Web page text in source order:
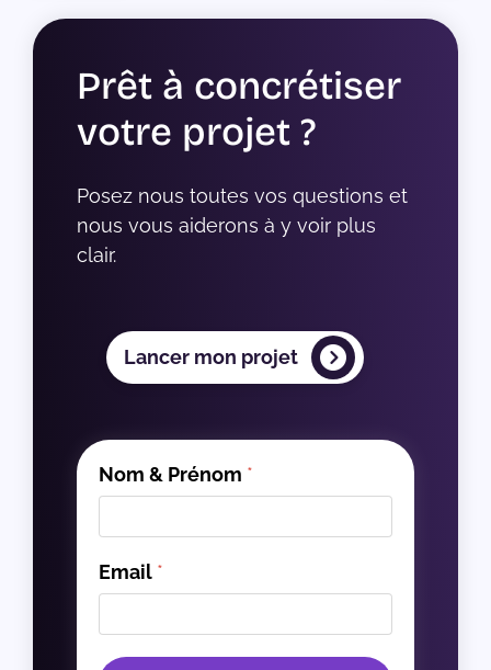
Prêt à concrétiser
votre projet ?
Posez nous toutes vos questions et
nous vous aiderons à y voir plus
clair.
Lancer mon projet
Nom & Prénom *
Email *